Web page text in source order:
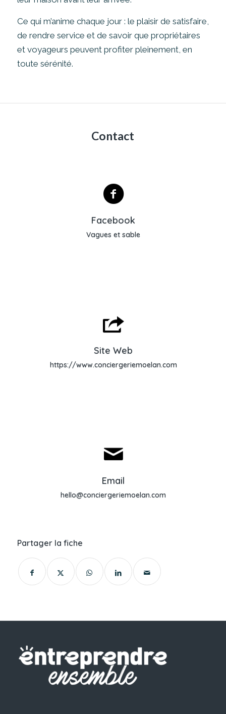
Ce qui m’anime chaque jour : le plaisir de satisfaire,
de rendre service et de savoir que propriétaires
et voyageurs peuvent profiter pleinement, en
toute sérénité.
Contact
Facebook
Vagues et sable
Lien Facebook
Site Web
https://www.conciergeriemoelan.com
Email
hello@conciergeriemoelan.com
Partager la fiche